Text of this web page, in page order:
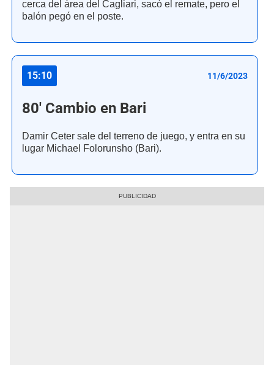
cerca del área del Cagliari, sacó el remate, pero el
balón pegó en el poste.
15:10 11/6/2023
80' Cambio en Bari
Damir Ceter sale del terreno de juego, y entra en su
lugar Michael Folorunsho (Bari).